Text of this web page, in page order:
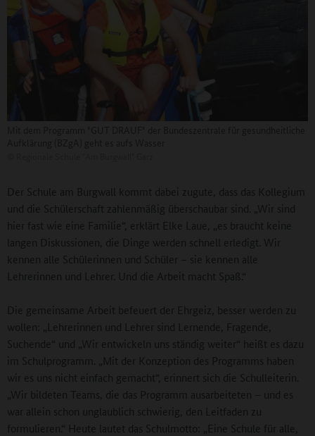
Der Schule am Burgwall kommt dabei zugute, dass das Kollegium
und die Schülerschaft zahlenmäßig überschaubar sind. „Wir sind
hier fast wie eine Familie“, erklärt Elke Laue, „es braucht keine
langen Diskussionen, die Dinge werden schnell erledigt. Wir
kennen alle Schülerinnen und Schüler – sie kennen alle
Lehrerinnen und Lehrer. Und die Arbeit macht Spaß.“
Die gemeinsame Arbeit befeuert der Ehrgeiz, besser werden zu
wollen: „Lehrerinnen und Lehrer sind Lernende, Fragende,
Suchende“ und „Wir entwickeln uns ständig weiter“ heißt es dazu
im Schulprogramm. „Mit der Konzeption des Programms haben
wir es uns nicht einfach gemacht“, erinnert sich die Schulleiterin.
„Wir bildeten Teams, die das Programm ausarbeiteten – und es
war allein schon unglaublich schwierig, den Leitfaden zu
formulieren.“ Heute lautet das Schulmotto: „Eine Schule für alle,